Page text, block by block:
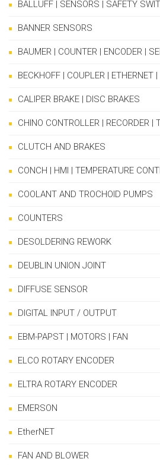
BALLUFF | SENSORS | SAFETY
BANNER SENSORS
BAUMER | COUNTER | ENCODER |
BECKHOFF | COUPLER | ETHERNET |
CALIPER BRAKE | DISC BRAKES
CHINO CONTROLLER | RECORDER |
CLUTCH AND BRAKES
CONCH | HMI | TEMPERATURE
COOLANT AND TROCHOID PUMPS
COUNTERS
DESOLDERING REWORK
DEUBLIN UNION JOINT
DIFFUSE SENSOR
DIGITAL INPUT / OUTPUT
EBM-PAPST | MOTORS | FAN
ELCO ROTARY ENCODER
ELTRA ROTARY ENCODER
EMERSON
EtherNET
FAN AND BLOWER